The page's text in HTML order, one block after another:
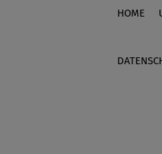
Footer
HOME